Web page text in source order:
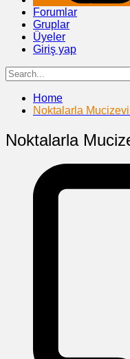
Forumlar
Gruplar
Üyeler
Giriş yap
Home
Noktalarla
Noktalarla